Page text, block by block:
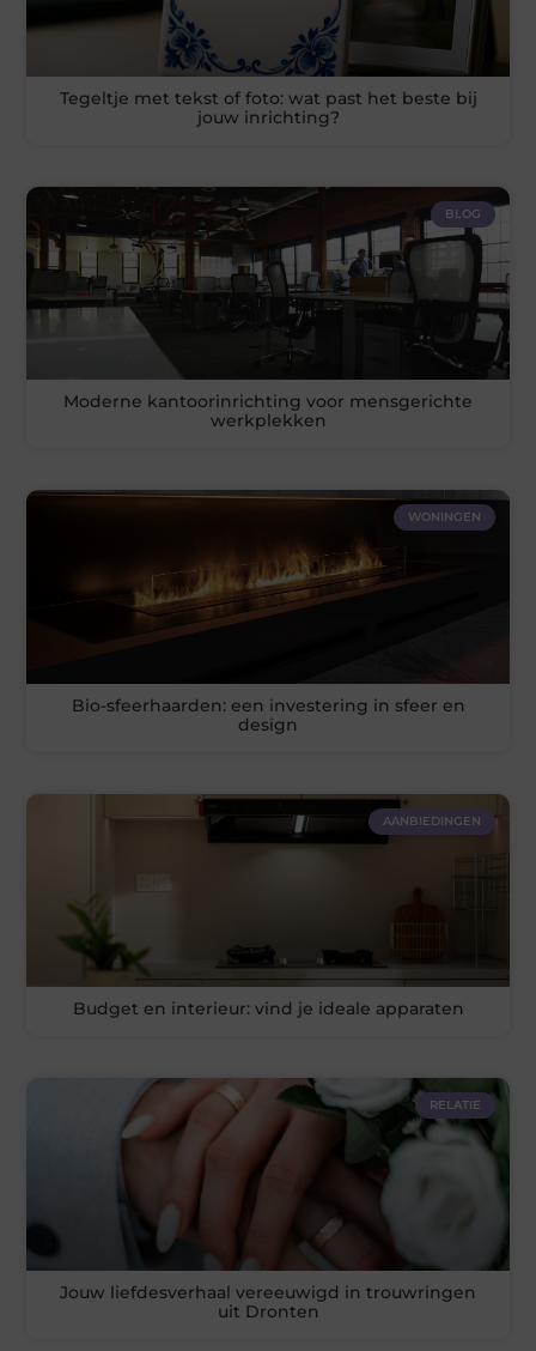
Tegeltje met tekst of foto: wat past het beste bij
jouw inrichting?
BLOG
Moderne kantoorinrichting voor mensgerichte
werkplekken
WONINGEN
Bio-sfeerhaarden: een investering in sfeer en
design
AANBIEDINGEN
Budget en interieur: vind je ideale apparaten
RELATIE
Jouw liefdesverhaal vereeuwigd in trouwringen
uit Dronten